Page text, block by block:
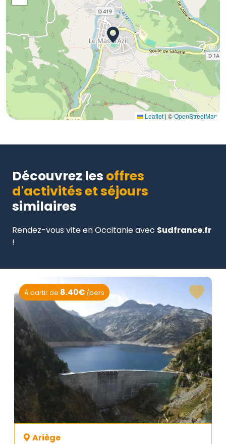
Leaflet | ©OpenStreetMap
Découvrez les offres
d'activités et séjours
similaires
Rendez-vous vite en Occitanie avec Sudfrance.fr
!
Ariège
À partir de 8.40€ /pers